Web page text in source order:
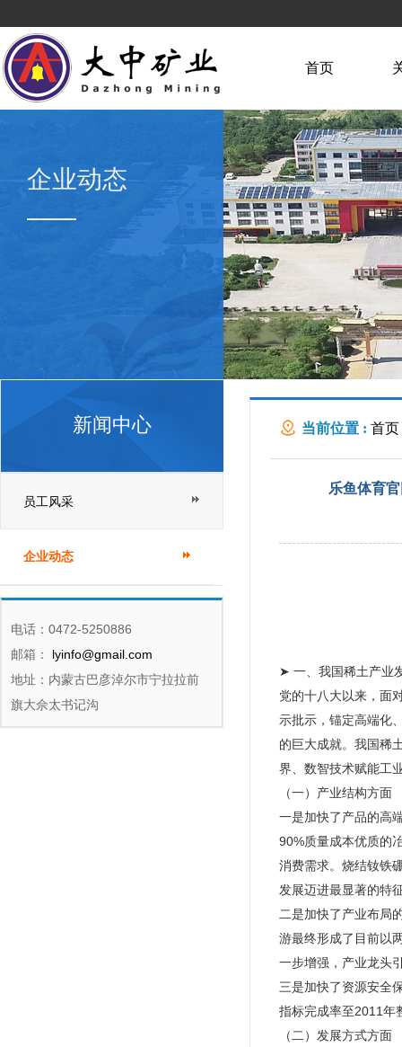
首页
企业动态
新闻中心
员工风采
企业动态
电话：0472-5250886
邮箱：
lyinfo@gmail.com
地址：内蒙古巴彦淖尔市宁拉拉前
旗大佘太书记沟
当前位置 : 首页
乐鱼体育
➤ 一、我国稀土产业
党的十八大以来，面
示批示，锚定高端化
的巨大成就。我国稀
界、数智技术赋能工
（一）产业结构方面
一是加快了产品的高
90%质量成本优质的
消费需求。烧结钕铁
发展迈进最显著的特
二是加快了产业布局
游最终形成了目前以
一步增强，产业龙头
三是加快了资源安全
指标完成率至2011年
（二）发展方式方面